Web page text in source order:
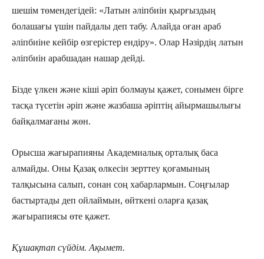
шешім төмендегідей: «Латын әліпбиін қырғыздың
болашағы үшін пайдалы деп табу. Алайда оған араб
әліпбиіне кейбір өзгерістер ендіру». Олар Нәзірдің латын
әліпбиін арабшадан нашар дейді.
Бізде үлкен және кіші әріп болмауы қажет, сонымен бірге
тасқа түсетін әріп және жазбаша әріптің айырмашылығы
байқалмағаны жөн.
Орысша жағырапияны Академиалық орталық баса
алмайды. Оны Қазақ өлкесін зерттеу қоғамының
талқысына салып, сонан соң хабарлармын. Соңғылар
бастыртады деп ойлаймын, өйткені оларға қазақ
жағырапиясы өте қажет.
Құшақтап сүйдім. Ақымет.